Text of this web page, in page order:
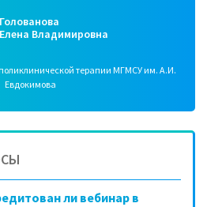
Голованова
Елена Владимировна
терапии МГМСУ им. А.И.
Евдокимова
ли вебинар в